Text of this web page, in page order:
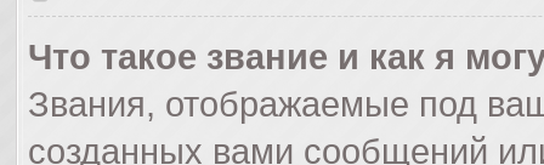
Что такое звание и как я
Звания, отображаемые под
созданных вами сообщений